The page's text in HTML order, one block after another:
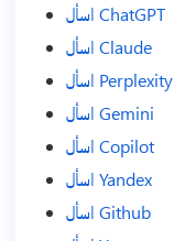
اسأل ChatGPT
اسأل Claude
اسأل Perplexity
اسأل Gemini
اسأل Copilot
اسأل Yandex
اسأل Github